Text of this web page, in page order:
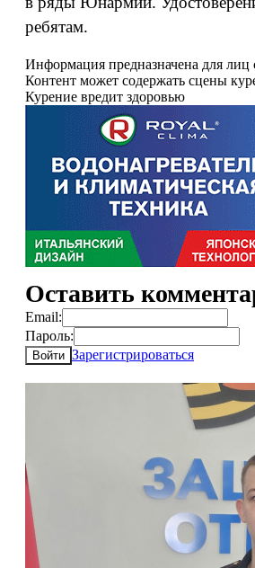
ребятам.
Информация предназначена для лиц
Контент может содержать сцены
Курение вредит здоровью
Оставить
Email:
Пароль:
Войти Зарегистрироваться